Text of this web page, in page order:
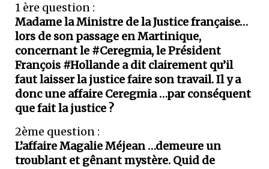
1 ère question :
Madame la Ministre de la Justice française…
lors de son passage en Martinique,
concernant le #Ceregmia, le Président
François #Hollande a dit clairement qu’il
faut laisser la justice faire son travail. Il y a
donc une affaire Ceregmia …par conséquent
que fait la justice ?
2ème question :
L’affaire Magalie Méjean …demeure un
troublant et gênant mystère. Quid de